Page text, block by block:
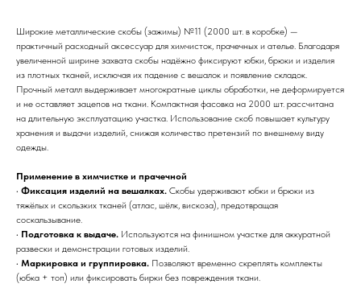
Широкие металлические скобы (зажимы) №11 (2000 шт. в коробке) —
практичный расходный аксессуар для химчисток, прачечных и ателье. Благодаря
увеличенной ширине захвата скобы надёжно фиксируют юбки, брюки и изделия
из плотных тканей, исключая их падение с вешалок и появление складок.
Прочный металл выдерживает многократные циклы обработки, не деформируется
и не оставляет зацепов на ткани. Компактная фасовка на 2000 шт. рассчитана
на длительную эксплуатацию участка. Использование скоб повышает культуру
хранения и выдачи изделий, снижая количество претензий по внешнему виду
одежды.
Применение в химчистке и прачечной
• Фиксация изделий на вешалках. Скобы удерживают юбки и брюки из
тяжёлых и скользких тканей (атлас, шёлк, вискоза), предотвращая
соскальзывание.
• Подготовка к выдаче. Используются на финишном участке для аккуратной
развески и демонстрации готовых изделий.
• Маркировка и группировка. Позволяют временно скреплять комплекты
(юбка + топ) или фиксировать бирки без повреждения ткани.